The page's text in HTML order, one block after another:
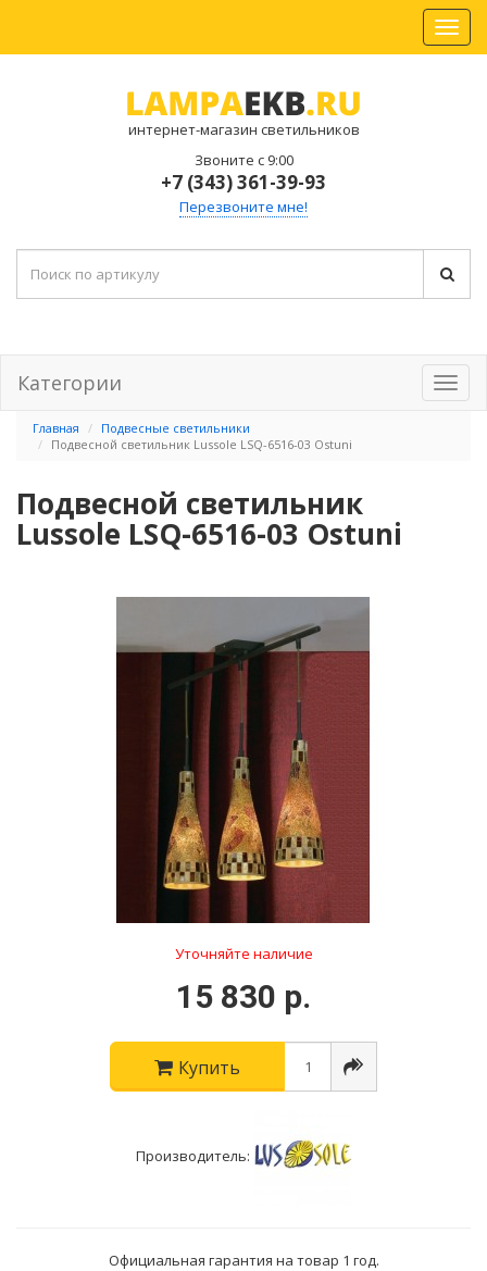
интернет-магазин светильников
Звоните с 9:00
+7 (343) 361-39-93
Перезвоните мне!
Категории
Главная
Подвесные светильники
Подвесной светильник Lussole LSQ-6516-03 Ostuni
Подвесной светильник
Lussole LSQ-6516-03 Ostuni
Уточняйте наличие
15 830 р.
Купить
Производитель:
Официальная гарантия на товар 1 год.